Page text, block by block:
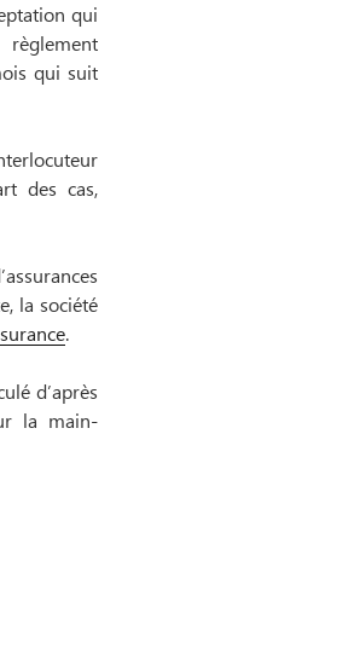
qui
qui suit
des cas,
la société
.
d’après
la main-